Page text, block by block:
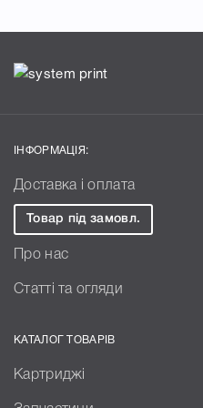
ІНФОРМАЦІЯ:
Доставка і оплата
Товар під замовл.
Про нас
Статті та огляди
КАТАЛОГ ТОВАРІВ
Картриджі